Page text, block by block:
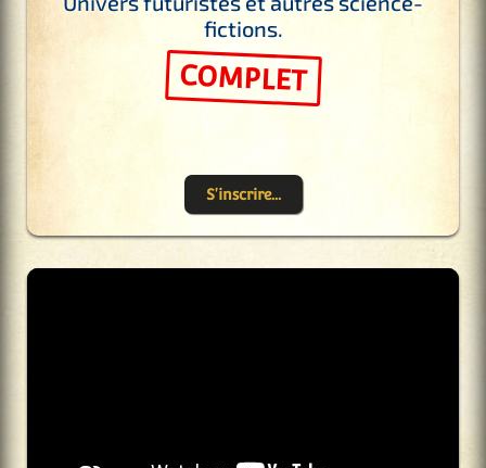
fictions.
COMPLET
S'inscrire...